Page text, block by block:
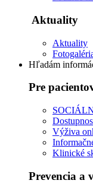
Aktuality
Aktuality
Hľadám
Pre
Výživa
Klinické
Prevencia a